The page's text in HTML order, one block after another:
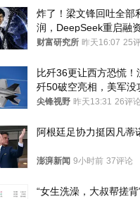
炸了！梁文锋回吐全部
润，DeepSeek重启融
财富研究所 昨天16:07 25
比歼36更让西方恐慌！
歼50破空亮相，美军没
的技术被拿下
尖锋视野 昨天13:31 26评论
阿根廷足协力挺因凡蒂
澎湃新闻 9小时前 37评论
“女生洗澡，大叔帮搓背